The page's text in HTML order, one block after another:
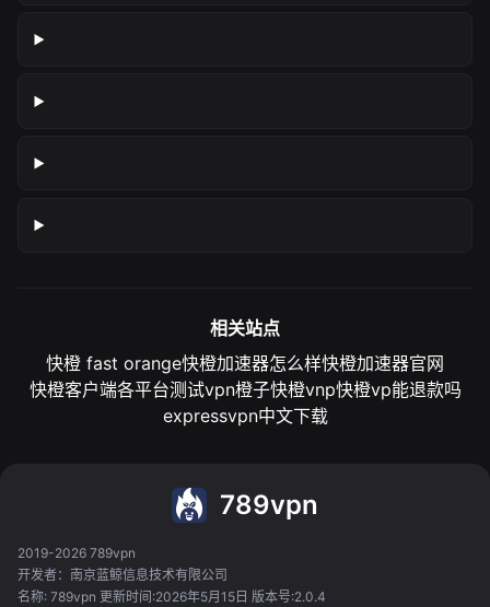
相关站点
快橙 fast orange快橙加速器怎么样快橙加速器官网
快橙客户端各平台测试vpn橙子快橙vnp快橙vp能退款吗
expressvpn中文下载
789vpn
2019-2026 789vpn
开发者：南京蓝鲸信息技术有限公司
名称: 789vpn 更新时间:2026年5月15日 版本号:2.0.4